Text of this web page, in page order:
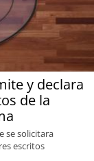
y declara
de la
se solicitara
escritos